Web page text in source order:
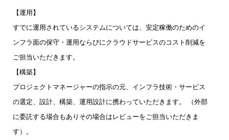
【運用】
すでに運用されているシステムについては、安定稼働のためのイ
ンフラ面の保守・運用ならびにクラウドサービスのコスト削減を
ご担当いただきます。
【構築】
プロジェクトマネージャーの指示の元、インフラ技術・サービス
の選定、設計、構築、運用設計に携わっていただきます。 （外部
に委託する場合もありその場合はレビューをご担当いただきま
す）。